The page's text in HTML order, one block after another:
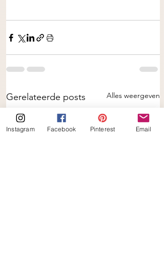
Gerelateerde posts Alles weergeven
Instagram Facebook Pinterest Email